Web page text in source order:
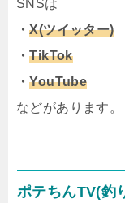
SNSは
・X(ツイッター)
・TikTok
・YouTube
などがあります。
ポテちんTV(釣